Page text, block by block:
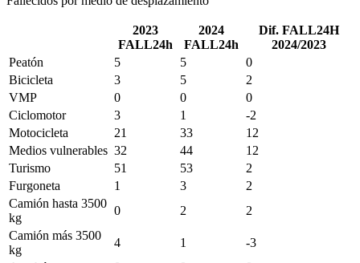
2023
FALL24h
2024
FALL24h
Dif. FALL24H
2024/2023
Peatón
5 5
0
Bicicleta
3 5
2
VMP
0 0
0
Ciclomotor
3 1
-2
Motocicleta
21 33
12
Medios vulnerables 32 44
12
Turismo
51 53
2
Furgoneta
1 3
2
Camión hasta 3500
kg
0 2
2
Camión más 3500
kg
4 1
-3